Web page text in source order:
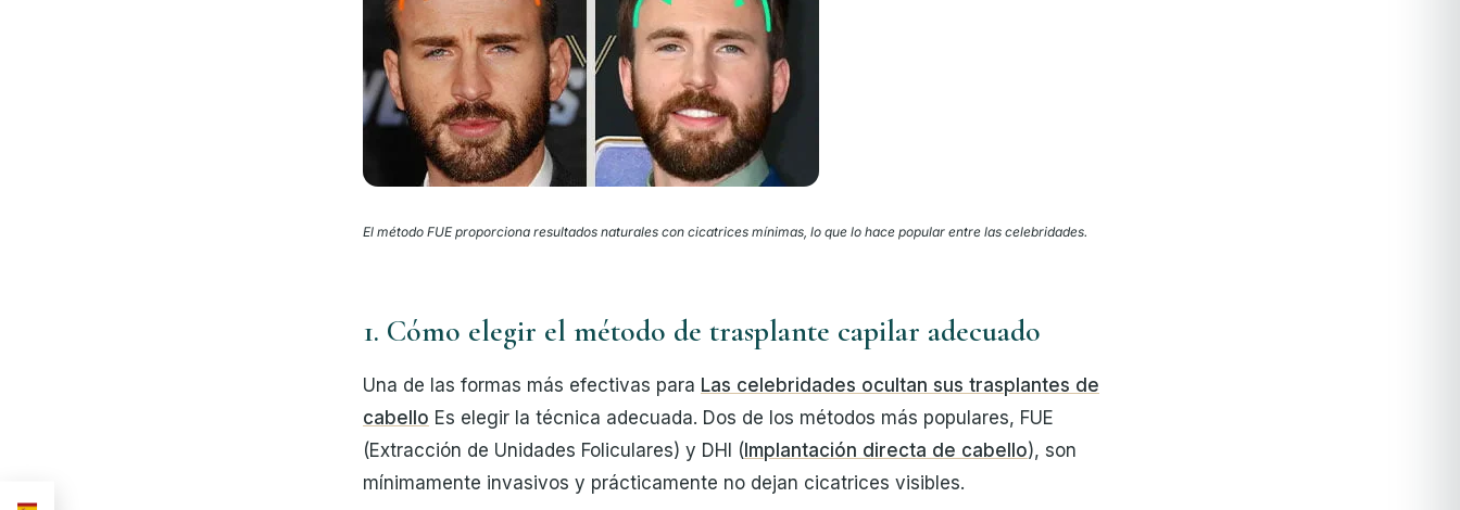
El método FUE proporciona resultados naturales con cicatrices mínimas, lo que lo hace popular entre las celebridades.
1. Cómo elegir el método de trasplante capilar adecuado
Una de las formas más efectivas para Las celebridades ocultan sus trasplantes de
cabello Es elegir la técnica adecuada. Dos de los métodos más populares, FUE
(Extracción de Unidades Foliculares) y DHI (Implantación directa de cabello), son
mínimamente invasivos y prácticamente no dejan cicatrices visibles.